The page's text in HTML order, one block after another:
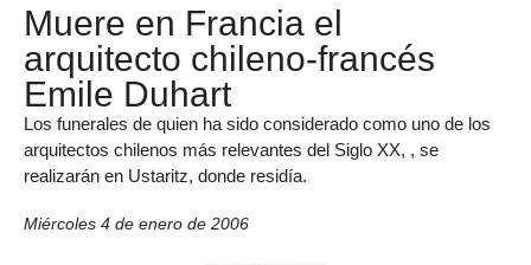
Muere en Francia el
arquitecto chileno-francés
Emile Duhart
Los funerales de quien ha sido considerado como uno de los
arquitectos chilenos más relevantes del Siglo XX, , se
realizarán en Ustaritz, donde residía.
Miércoles 4 de enero de 2006